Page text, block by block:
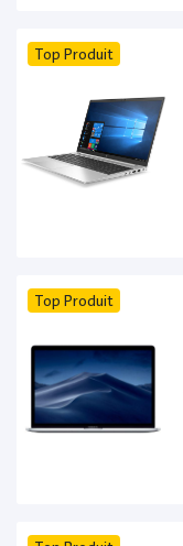
Top Produit
Top Produit